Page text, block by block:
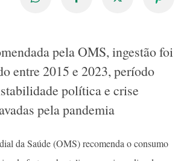
pela OMS, ingestão foi
entre 2015 e 2023, período
política e crise
pela pandemia
da Saúde (OMS) recomenda o consumo